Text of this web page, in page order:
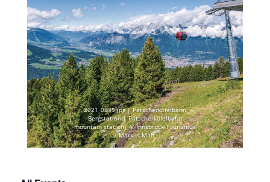
2021_0335.jpg | Patscherkofelbahn
Bergstation | Patscherkofelbahn
mountain station| © Innsbruck Tourismus
/ Markus Mair